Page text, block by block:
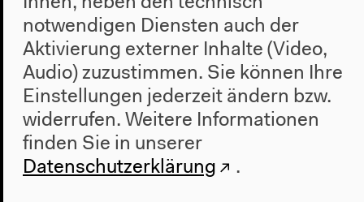
2021/2022
notwendigen Diensten auch der
Aktivierung externer Inhalte (Video,
Audio) zuzustimmen. Sie können Ihre
Einstellungen jederzeit ändern bzw.
widerrufen. Weitere Informationen
finden Sie in unserer
Datenschutzerklärung
.